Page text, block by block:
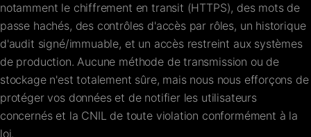
notamment le chiffrement en transit (HTTPS), des mots de
passe hachés, des contrôles d'accès par rôles, un historique
d'audit signé/immuable, et un accès restreint aux systèmes
de production. Aucune méthode de transmission ou de
stockage n'est totalement sûre, mais nous nous efforçons de
protéger vos données et de notifier les utilisateurs
concernés et la CNIL de toute violation conformément à la
loi.